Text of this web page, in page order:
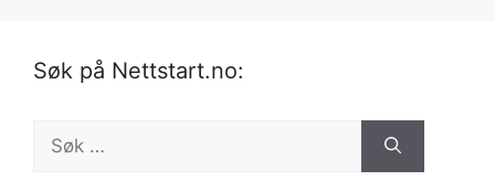
Søk på Nettstart.no:
etter: